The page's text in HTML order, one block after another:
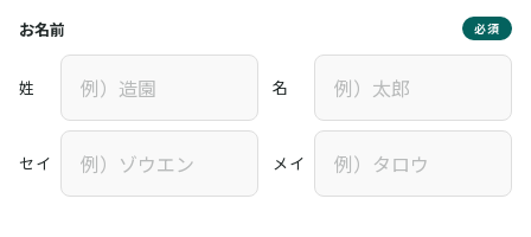
お名前 必須
姓 名
セイ メイ